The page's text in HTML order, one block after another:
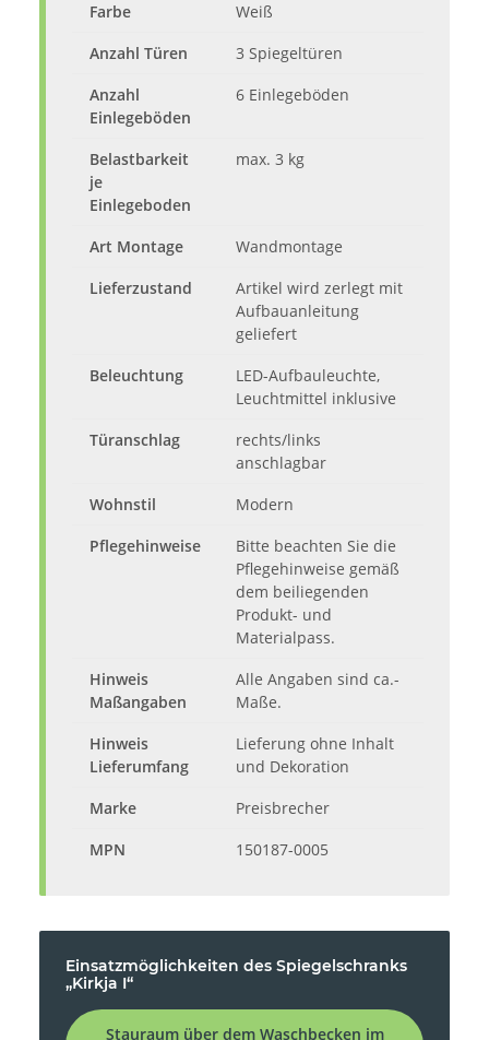
Farbe
Weiß
Anzahl Türen
3 Spiegeltüren
Anzahl
Einlegeböden
6 Einlegeböden
Belastbarkeit
je
Einlegeboden
max. 3 kg
Art Montage
Wandmontage
Lieferzustand
Artikel wird zerlegt mit
Aufbauanleitung
geliefert
Beleuchtung
LED-Aufbauleuchte,
Leuchtmittel inklusive
Türanschlag
rechts/links
anschlagbar
Wohnstil
Modern
Pflegehinweise
Bitte beachten Sie die
Pflegehinweise gemäß
dem beiliegenden
Produkt- und
Materialpass.
Hinweis
Maßangaben
Alle Angaben sind ca.-
Maße.
Hinweis
Lieferumfang
Lieferung ohne Inhalt
und Dekoration
Marke
Preisbrecher
MPN
150187-0005
Einsatzmöglichkeiten des Spiegelschranks
„Kirkja I“
Stauraum über dem Waschbecken im